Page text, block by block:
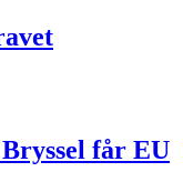
får EU